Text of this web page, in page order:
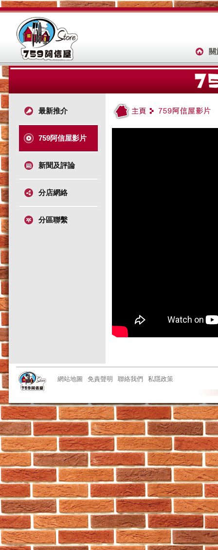
最新推介
759阿信屋影片
新聞及評論
分店網絡
分區聯繫
網站地圖 免責聲明 聯絡我們 私隱政策